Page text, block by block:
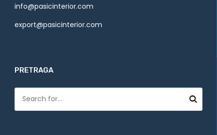
info@pasicinterior.com
export@pasicinterior.com
PRETRAGA